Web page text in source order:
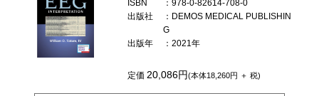
ISBN
：978-0-82614-708-0
出版社
：DEMOS MEDICAL PUBLISHIN
G
出版年
：2021年
定価20,086円(本体18,260円 ＋ 税)